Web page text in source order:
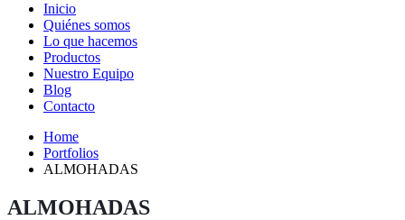
Inicio
Quiénes somos
Lo que hacemos
Productos
Nuestro Equipo
Blog
Contacto
Home
Portfolios
ALMOHADAS
ALMOHADAS